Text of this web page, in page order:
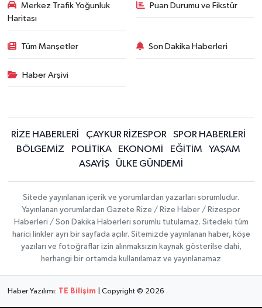
Merkez Trafik Yoğunluk
Haritası
Puan Durumu ve Fikstür
Tüm Manşetler Son Dakika Haberleri
Haber Arşivi
RİZE HABERLERİ ÇAYKUR RİZESPOR
SPOR HABERLERİ
BÖLGEMİZ
POLİTİKA EKONOMİ EĞİTİM
YAŞAM
ASAYİŞ
ÜLKE GÜNDEMİ
Sitede yayınlanan içerik ve yorumlardan yazarları sorumludur.
Yayınlanan yorumlardan Gazete Rize / Rize Haber / Rizespor
Haberleri / Son Dakika Haberleri sorumlu tutulamaz. Sitedeki tüm
harici linkler ayrı bir sayfada açılır. Sitemizde yayınlanan haber, köşe
yazıları ve fotoğraflar izin alınmaksızın kaynak gösterilse dahi,
herhangi bir ortamda kullanılamaz ve yayınlanamaz
Haber Yazılımı: TE Bilişim | Copyright © 2026